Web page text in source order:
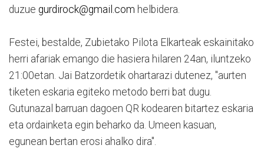
duzue gurdirock@gmail.com helbidera.
Festei, bestalde, Zubietako Pilota Elkarteak eskainitako
herri afariak emango die hasiera hilaren 24an, iluntzeko
21:00etan. Jai Batzordetik ohartarazi dutenez, "aurten
tiketen eskaria egiteko metodo berri bat dugu.
Gutunazal barruan dagoen QR kodearen bitartez eskaria
eta ordainketa egin beharko da. Umeen kasuan,
egunean bertan erosi ahalko dira".